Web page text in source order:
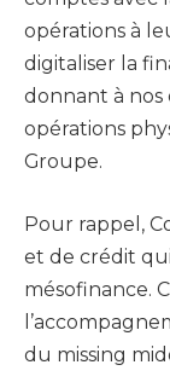
opérations à
digitaliser la
donnant à nos
opérations
Groupe.
Pour rappel,
et de crédit
mésofinance.
du missing